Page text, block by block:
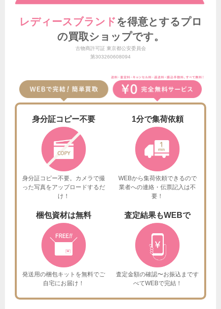
レディースブランド を得意とする プロ
の買取ショップです。
古物商許可証 東京都公安委員会
第303260608094
身分証コピー不要
身分証コピー不要。カメラで撮
った写真をアップロードするだ
け！
1分で集荷依頼
WEBから集荷依頼できるので
業者への連絡・伝票記入は不
要！
梱包資材は無料
発送用の梱包キットを無料でご
自宅にお届け！
査定結果もWEBで
査定金額の確認〜お振込まです
べてWEBで完結！